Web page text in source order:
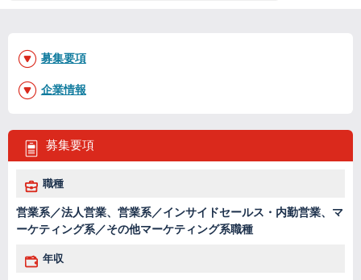
募集要項
職種
営業系／法人営業、営業系／インサイドセールス・内勤営業、マ
ーケティング系／その他マーケティング系職種
年収
募集要項
企業情報